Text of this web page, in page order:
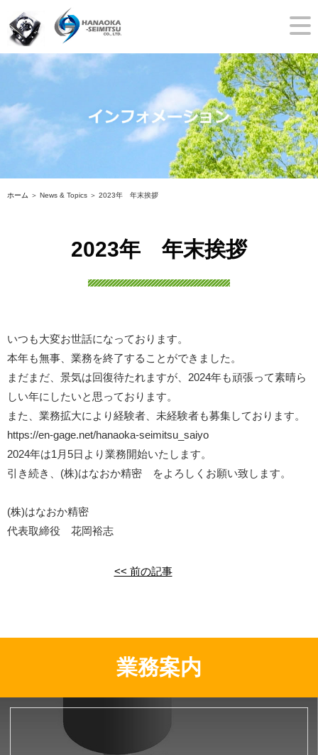
ホーム ＞ News & Topics ＞ 2023年 年末挨拶
2023年 年末挨拶
いつも大変お世話になっております。
本年も無事、業務を終了することができました。
まだまだ、景気は回復待たれますが、2024年も頑張って素晴ら
しい年にしたいと思っております。
また、業務拡大により経験者、未経験者も募集しております。
https://en-gage.net/hanaoka-seimitsu_saiyo
2024年は1月5日より業務開始いたします。
引き続き、(株)はなおか精密 をよろしくお願い致します。
(株)はなおか精密
代表取締役 花岡裕志
<< 前の記事
業務案内